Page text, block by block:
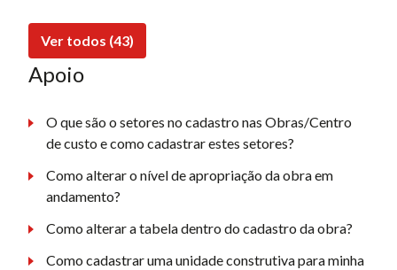
Ver todos (43)
Apoio
O que são o setores no cadastro nas Obras/Centro
de custo e como cadastrar estes setores?
Como alterar o nível de apropriação da obra em
andamento?
Como alterar a tabela dentro do cadastro da obra?
Como cadastrar uma unidade construtiva para minha